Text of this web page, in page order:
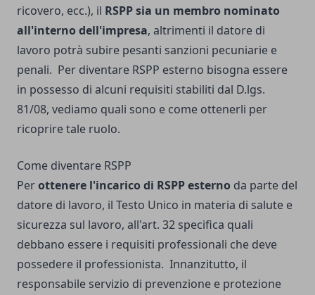
ricovero, ecc.), il RSPP sia un membro nominato
all'interno dell'impresa, altrimenti il datore di
lavoro potrà subire pesanti sanzioni pecuniarie e
penali. Per diventare RSPP esterno bisogna essere
in possesso di alcuni requisiti stabiliti dal D.lgs.
81/08, vediamo quali sono e come ottenerli per
ricoprire tale ruolo.
Come diventare RSPP
Perottenere l'incarico di RSPP esterno da parte del
datore di lavoro, il Testo Unico in materia di salute e
sicurezza sul lavoro, all'art. 32 specifica quali
debbano essere i requisiti professionali che deve
possedere il professionista. Innanzitutto, il
responsabile servizio di prevenzione e protezione